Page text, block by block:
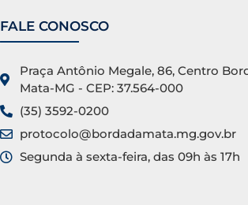
FALE CONOSCO
Praça Antônio Megale, 86, Centro
Mata-MG - CEP: 37.564-000
(35) 3592-0200
protocolo@bordadamata.mg.gov.br
Segunda à sexta-feira, das 09h às 17h